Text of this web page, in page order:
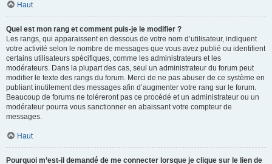
Haut
Quel est mon rang et comment puis-je le modifier ?
Les rangs, qui apparaissent en dessous de votre nom d’utilisateur, indiquent
votre activité selon le nombre de messages que vous avez publié ou identifient
certains utilisateurs spécifiques, comme les administrateurs et les
modérateurs. Dans la plupart des cas, seul un administrateur du forum peut
modifier le texte des rangs du forum. Merci de ne pas abuser de ce système en
publiant inutilement des messages afin d’augmenter votre rang sur le forum.
Beaucoup de forums ne toléreront pas ce procédé et un administrateur ou un
modérateur pourra vous sanctionner en abaissant votre compteur de
messages.
Haut
Pourquoi m’est-il demandé de me connecter lorsque je clique sur le lien de